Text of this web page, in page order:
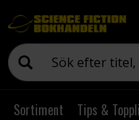
Sortiment Tips &